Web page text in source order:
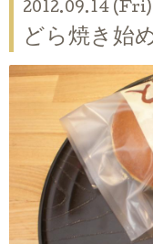
2012.09.14 (Fri)
どら焼き始